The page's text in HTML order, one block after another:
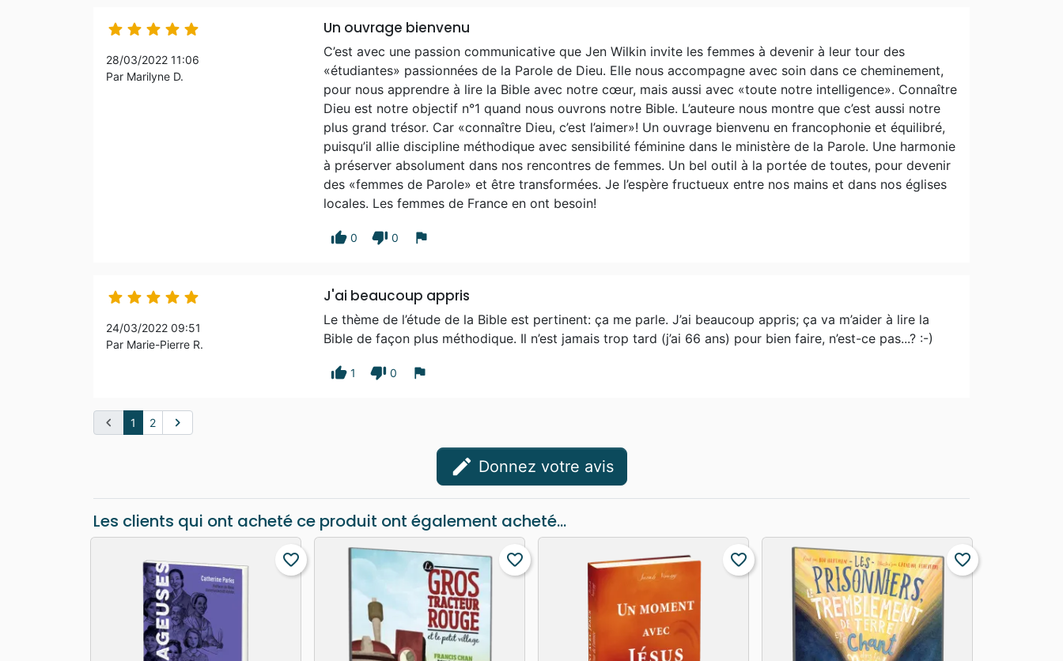
    
28/03/2022 11:06
Par Marilyne D.
Un ouvrage bienvenu
C’est avec une passion communicative que Jen Wilkin invite les femmes à devenir à leur tour des
«étudiantes» passionnées de la Parole de Dieu. Elle nous accompagne avec soin dans ce cheminement,
pour nous apprendre à lire la Bible avec notre cœur, mais aussi avec «toute notre intelligence». Connaître
Dieu est notre objectif n°1 quand nous ouvrons notre Bible. L’au­teure nous montre que c’est aussi notre
plus grand trésor. Car «con­naître Dieu, c’est l’aimer»! Un ouvrage bienvenu en francophonie et équilibré,
puisqu’il allie discipline méthodique avec sensibilité féminine dans le ministère de la Parole. Une harmonie
à préserver absolument dans nos rencontres de femmes. Un bel outil à la portée de toutes, pour devenir
des «femmes de Parole» et être transformées. Je l’espère fructueux entre nos mains et dans nos églises
locales. Les femmes de France en ont besoin!
thumb_up 0 thumb_down 0 flag
    
24/03/2022 09:51
Par Marie-Pierre R.
J'ai beaucoup appris
Le thème de l’étude de la Bible est pertinent: ça me parle. J’ai beaucoup appris; ça va m’aider à lire la
Bible de façon plus méthodique. Il n’est jamais trop tard (j’ai 66 ans) pour bien faire, n’est-ce pas...? :-)
thumb_up 1 thumb_down 0 flag
chevron_left 1 2 chevron_right
edit Donnez votre avis
Les clients qui ont acheté ce produit ont également acheté...
favorite_border favorite_border favorite_border favorite_border